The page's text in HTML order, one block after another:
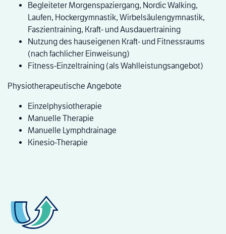
Begleiteter Morgenspaziergang, Nordic Walking,
Laufen, Hockergymnastik, Wirbelsäulengymnastik,
Faszientraining, Kraft- und Ausdauertraining
Nutzung des hauseigenen Kraft- und Fitnessraums
(nach fachlicher Einweisung)
Fitness-Einzeltraining (als Wahlleistungsangebot)
Physiotherapeutische Angebote
Einzelphysiotherapie
Manuelle Therapie
Manuelle Lymphdrainage
Kinesio-Therapie